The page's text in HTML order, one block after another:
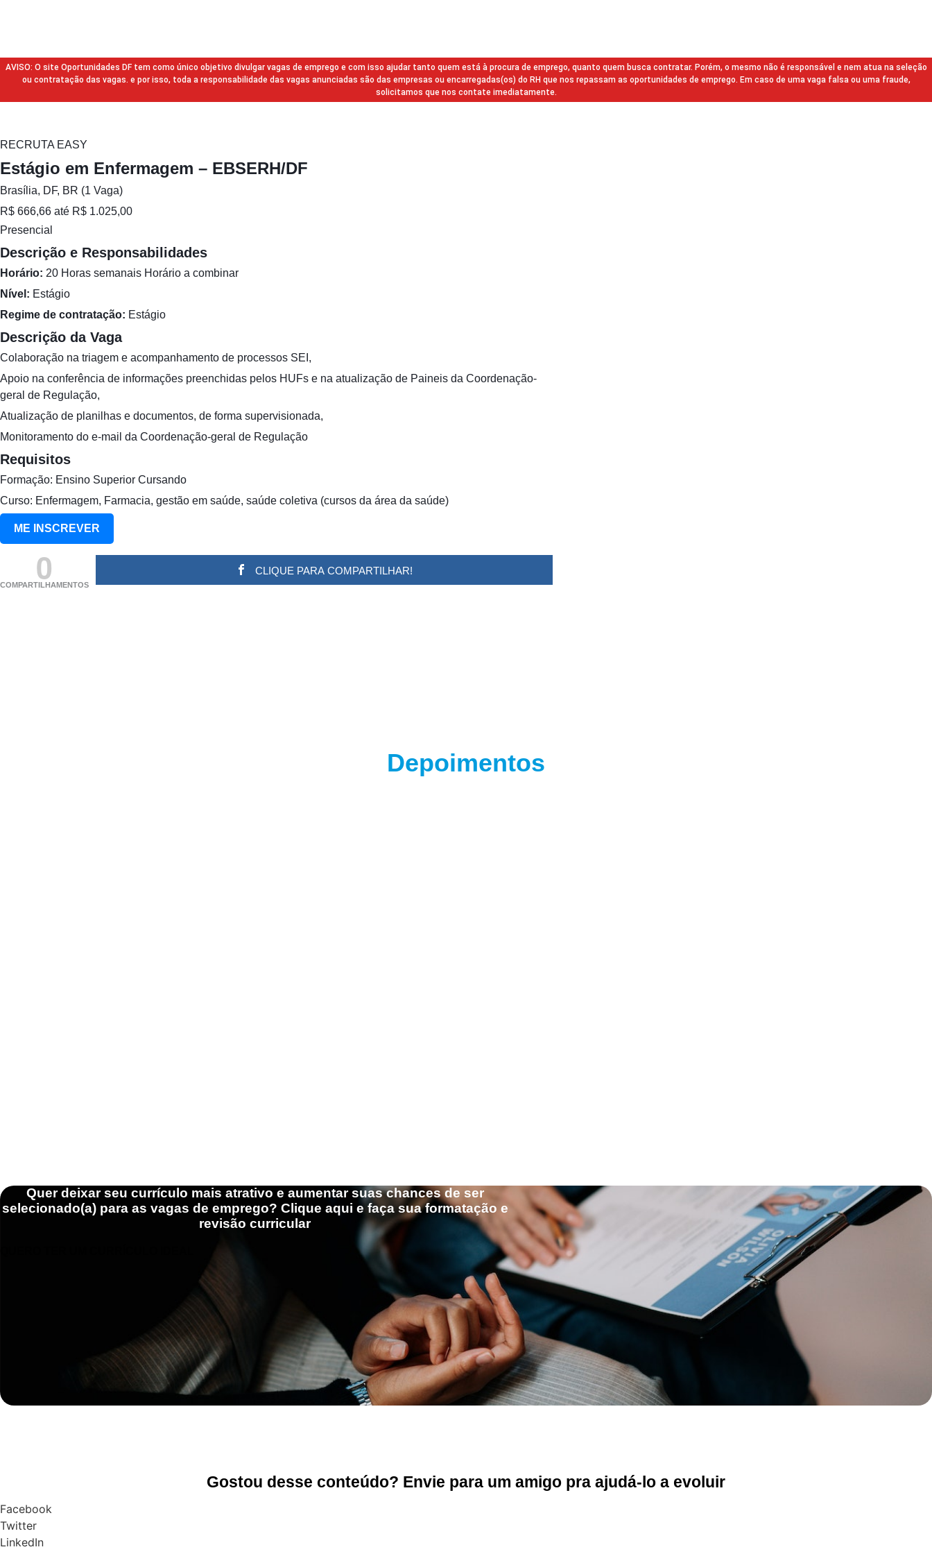
AVISO: O site Oportunidades DF tem como único objetivo divulgar vagas de emprego e com isso ajudar tanto quem está à procura de emprego, quanto quem busca contratar. Porém, o mesmo não é responsável e nem atua na seleção
ou contratação das vagas. e por isso, toda a responsabilidade das vagas anunciadas são das empresas ou encarregadas(os) do RH que nos repassam as oportunidades de emprego. Em caso de uma vaga falsa ou uma fraude,
solicitamos que nos contate imediatamente.
RECRUTA EASY
Estágio em Enfermagem – EBSERH/DF
Brasília, DF, BR (1 Vaga)
R$ 666,66 até R$ 1.025,00
Presencial
Descrição e Responsabilidades
Horário: 20 Horas semanais Horário a combinar
Nível: Estágio
Regime de contratação: Estágio
Descrição da Vaga
Colaboração na triagem e acompanhamento de processos SEI,
Apoio na conferência de informações preenchidas pelos HUFs e na atualização de Paineis da Coordenação-
geral de Regulação,
Atualização de planilhas e documentos, de forma supervisionada,
Monitoramento do e-mail da Coordenação-geral de Regulação
Requisitos
Formação: Ensino Superior Cursando
Curso: Enfermagem, Farmacia, gestão em saúde, saúde coletiva (cursos da área da saúde)
ME INSCREVER
0
COMPARTILHAMENTOS
CLIQUE PARA COMPARTILHAR!
Depoimentos
Quer deixar seu currículo mais atrativo e aumentar suas chances de ser
selecionado(a) para as vagas de emprego? Clique aqui e faça sua formatação e
revisão curricular
Gostou desse conteúdo? Envie para um amigo pra ajudá-lo a evoluir
Facebook
Twitter
LinkedIn